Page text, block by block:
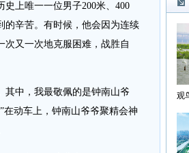
上唯一一位男子200米、400
的辛苦。有时候，他会因为连续
次又一次地克服困难，战胜自
中，我最敬佩的是钟南山爷
在动车上，钟南山爷爷聚精会神
观